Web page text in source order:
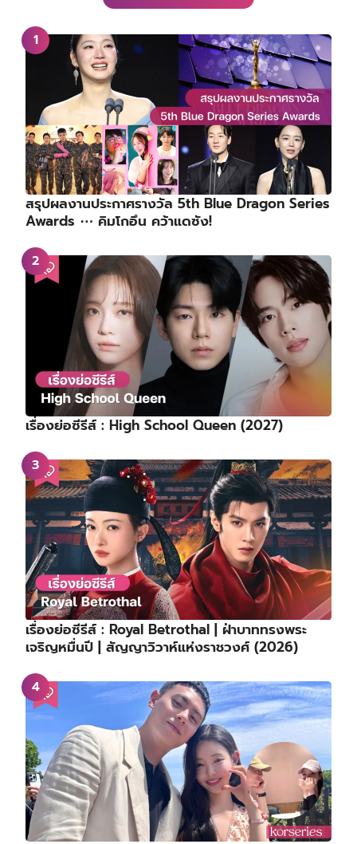
สรุปผลงานประกาศรางวัล 5th Blue Dragon Series
Awards ⋯ คิมโกอึน คว้าแดซัง!
เรื่องย่อซีรีส์ : High School Queen (2027)
เรื่องย่อซีรีส์ : Royal Betrothal | ฝ่าบาททรงพระ
เจริญหมื่นปี | สัญญาวิวาห์แห่งราชวงศ์ (2026)